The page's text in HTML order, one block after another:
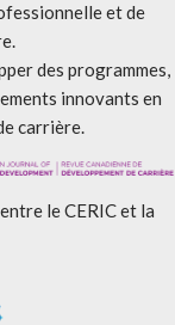
et de
des programmes,
innovants en
carrière.
le CERIC et la